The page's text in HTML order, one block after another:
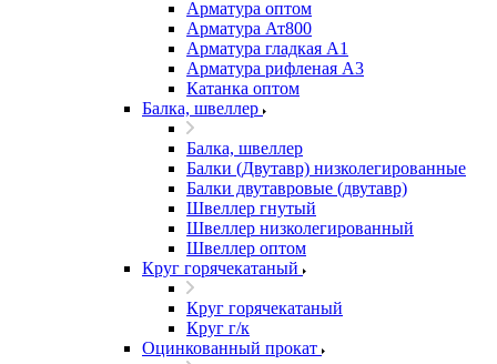
Арматура оптом
Арматура Ат800
Арматура гладкая А1
Арматура рифленая А3
Катанка оптом
Балка, швеллер
Балка, швеллер
Балки (Двутавр) низколегированные
Балки двутавровые (двутавр)
Швеллер гнутый
Швеллер низколегированный
Швеллер оптом
Круг горячекатаный
Круг горячекатаный
Круг г/к
Оцинкованный прокат